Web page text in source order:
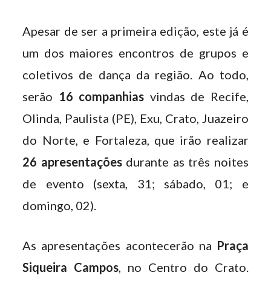
Apesar de ser a primeira edição, este já é
um dos maiores encontros de grupos e
coletivos de dança da região. Ao todo,
serão 16 companhias vindas de Recife,
Olinda, Paulista (PE), Exu, Crato, Juazeiro
do Norte, e Fortaleza, que irão realizar
26 apresentaçõesdurante as três noites
de evento (sexta, 31; sábado, 01; e
domingo, 02).
As apresentações acontecerão na Praça
Siqueira Campos, no Centro do Crato.